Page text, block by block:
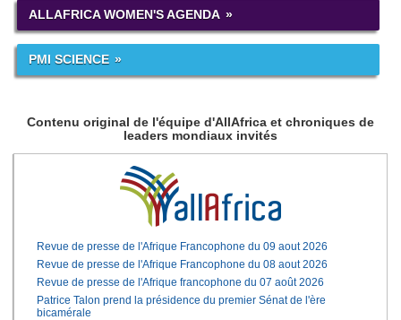
ALLAFRICA WOMEN'S AGENDA
PMI SCIENCE
Contenu original de l'équipe d'AllAfrica et chroniques de
leaders mondiaux invités
Revue de presse de l'Afrique Francophone du 09 aout 2026
Revue de presse de l'Afrique Francophone du 08 aout 2026
Revue de presse de l'Afrique francophone du 07 août 2026
Patrice Talon prend la présidence du premier Sénat de l'ère
bicamérale